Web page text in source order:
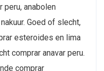
peru, anabolen
Goed of slecht,
esteroides en lima
comprar anavar peru.
comprar